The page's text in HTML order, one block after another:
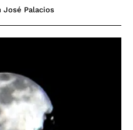
José Palacios